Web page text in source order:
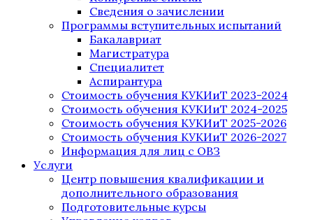
Сведения о зачислении
Программы вступительных испытаний
Бакалавриат
Магистратура
Специалитет
Аспирантура
Стоимость обучения КУКИиТ 2023-2024
Стоимость обучения КУКИиТ 2024-2025
Стоимость обучения КУКИиТ 2025-2026
Стоимость обучения КУКИиТ 2026-2027
Информация для лиц с ОВЗ
Услуги
Центр повышения квалификации и
дополнительного образования
Подготовительные курсы